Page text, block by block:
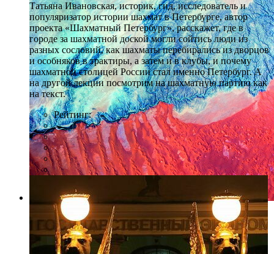
Фото: предоставлено организаторами
Татьяна Ивановская, историк, гид, исследователь и
популяризатор истории шахмат в Петербурге, автор
проекта «Шахматный Петербург», расскажет, где в
городе за шахматной доской могли сойтись люди из
разных сословий, как шахматы перебирались из дворцов
и особняков в трактиры, а затем и в клубы, и почему
шахматной столицей России стал именно Петербург. А
на другой лекции посмотрим на шахматную партию как
на текст.
Рейтинг: